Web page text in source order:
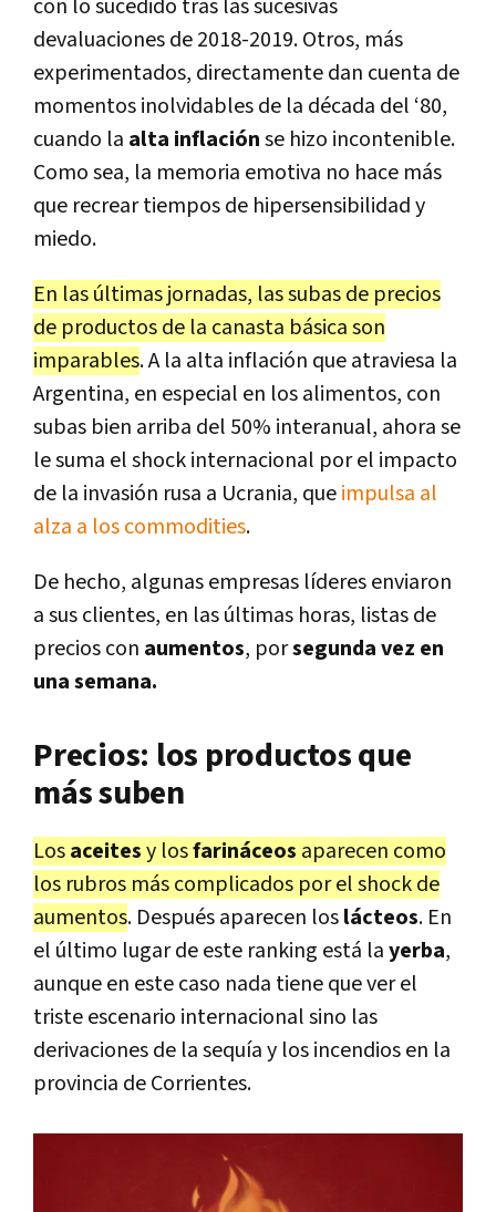
con lo sucedido tras las sucesivas
devaluaciones de 2018-2019. Otros, más
experimentados, directamente dan cuenta de
momentos inolvidables de la década del ‘80,
cuando la alta inflaciónse hizo incontenible.
Como sea, la memoria emotiva no hace más
que recrear tiempos de hipersensibilidad y
miedo.
En las últimas jornadas, las subas de precios
de productos de la canasta básica son
imparables. A la alta inflación que atraviesa la
Argentina, en especial en los alimentos, con
subas bien arriba del 50% interanual, ahora se
le suma el shock internacional por el impacto
de la invasión rusa a Ucrania, queimpulsa al
alza a los commodities.
De hecho, algunas empresas líderes enviaron
a sus clientes, en las últimas horas, listas de
precios con aumentos, porsegunda vez en
una semana.
Precios: los productos que
más suben
Losaceitesy losfarináceos aparecen como
los rubros más complicados por el shock de
aumentos. Después aparecen loslácteos. En
el último lugar de este ranking está layerba,
aunque en este caso nada tiene que ver el
triste escenario internacional sino las
derivaciones de la sequía y los incendios en la
provincia de Corrientes.